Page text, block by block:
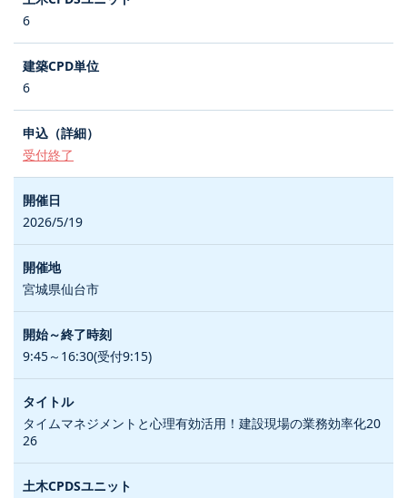
6
6
受付終了
2026/5/19
宮城県仙台市
9:45～16:30(受付9:15)
タイムマネジメントと心理有効活用！建設現場の業務効率化20
26